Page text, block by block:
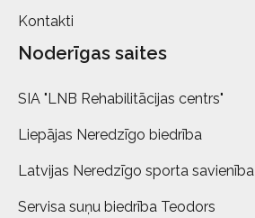
Kontakti
Noderīgas saites
SIA "LNB Rehabilitācijas centrs"
Liepājas Neredzīgo biedrība
Latvijas Neredzīgo sporta savienība
Servisa suņu biedrība Teodors